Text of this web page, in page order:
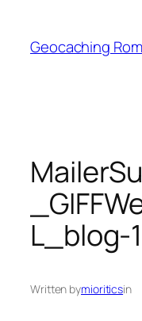
content
Geocaching
L_blog-1
Written bymioriticsin